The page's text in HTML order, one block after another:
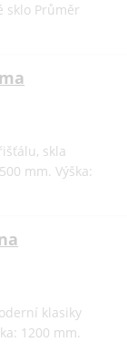
sklo Průměr
skla
mm. Výška:
klasiky
1200 mm.